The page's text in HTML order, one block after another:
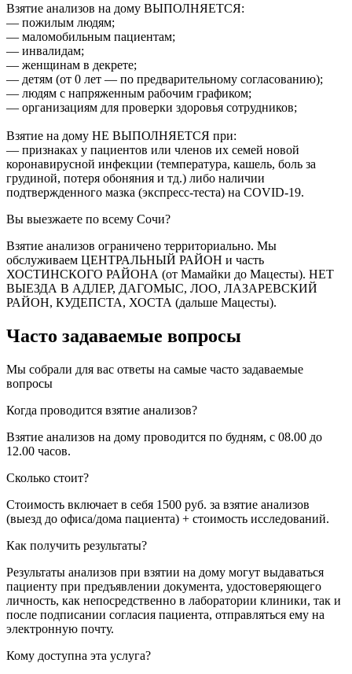
Взятие анализов на дому ВЫПОЛНЯЕТСЯ:
— пожилым людям;
— маломобильным пациентам;
— инвалидам;
— женщинам в декрете;
— детям (от 0 лет — по предварительному согласованию);
— людям с напряженным рабочим графиком;
— организациям для проверки здоровья сотрудников;
Взятие на дому НЕ ВЫПОЛНЯЕТСЯ при:
— признаках у пациентов или членов их семей новой
коронавирусной инфекции (температура, кашель, боль за
грудиной, потеря обоняния и тд.) либо наличии
подтвержденного мазка (экспресс-теста) на COVID-19.
Вы выезжаете по всему Сочи?
Взятие анализов ограничено территориально. Мы
обслуживаем ЦЕНТРАЛЬНЫЙ РАЙОН и часть
ХОСТИНСКОГО РАЙОНА (от Мамайки до Мацесты). НЕТ
ВЫЕЗДА В АДЛЕР, ДАГОМЫС, ЛОО, ЛАЗАРЕВСКИЙ
РАЙОН, КУДЕПСТА, ХОСТА (дальше Мацесты).
Часто задаваемые вопросы
Мы собрали для вас ответы на самые часто задаваемые
вопросы
Когда проводится взятие анализов?
Взятие анализов на дому проводится по будням, с 08.00 до
12.00 часов.
Сколько стоит?
Стоимость включает в себя 1500 руб. за взятие анализов
(выезд до офиса/дома пациента) + стоимость исследований.
Как получить результаты?
Результаты анализов при взятии на дому могут выдаваться
пациенту при предъявлении документа, удостоверяющего
личность, как непосредственно в лаборатории клиники, так и
после подписании согласия пациента, отправляться ему на
электронную почту.
Кому доступна эта услуга?